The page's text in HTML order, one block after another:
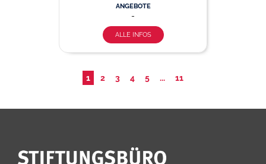
ANGEBOTE
-
ALLE INFOS
1 2 3 4 5 ... 11